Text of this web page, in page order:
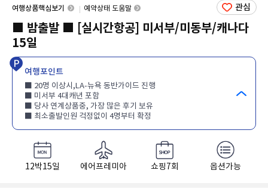
여행상품핵심보기 예약상태 도움말
■ 밤출발 ■ [실시간항공] 미서부/미동부/캐나다
15일
여행포인트
■ 20명 이상시,LA-뉴욕 동반가이드 진행
■ 미서부 4대캐년 포함
■ 당사 연계상품중, 가장 많은 후기 보유
■ 최소출발인원 걱정없이 4명부터 확정
12박15일 에어프레미아 쇼핑7회 옵션가능
관심